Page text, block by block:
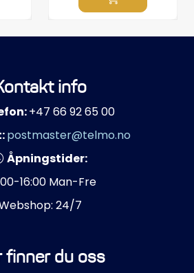
info
+47 66 92 65 00
postmaster@telmo.no
Åpningstider:
16:00 Man-Fre
24/7
finner du oss